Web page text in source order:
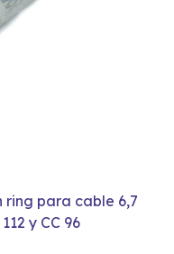
ring para cable 6,7
y CC 96